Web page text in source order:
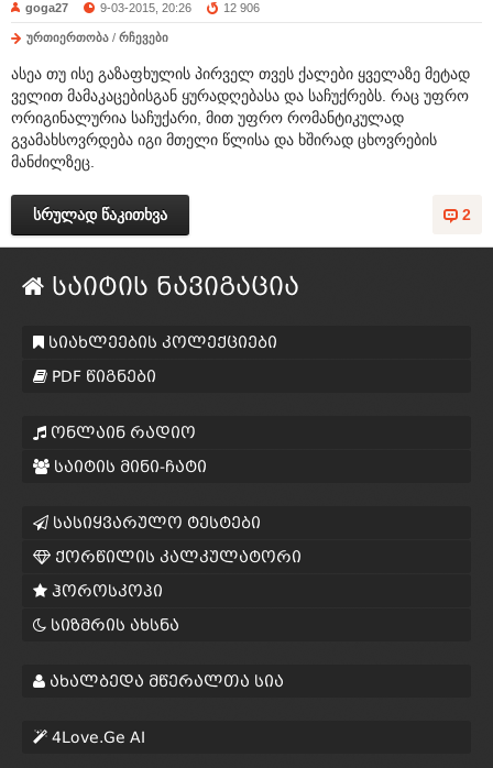
goga27 9-03-2015, 20:26 12 906
ურთიერთობა / რჩევები
ასეა თუ ისე გაზაფხულის პირველ თვეს ქალები ყველაზე მეტად
ველით მამაკაცებისგან ყურადღებასა და საჩუქრებს. რაც უფრო
ორიგინალურია საჩუქარი, მით უფრო რომანტიკულად
გვამახსოვრდება იგი მთელი წლისა და ხშირად ცხოვრების
მანძილზეც.
2
სრულად წაკითხვა
საიტის ნავიგაცია
სიახლეების კოლექციები
PDF წიგნები
ონლაინ რადიო
საიტის მინი-ჩატი
სასიყვარულო ტესტები
ქორწილის კალკულატორი
ჰოროსკოპი
სიზმრის ახსნა
ახალბედა მწერალთა სია
4Love.Ge AI